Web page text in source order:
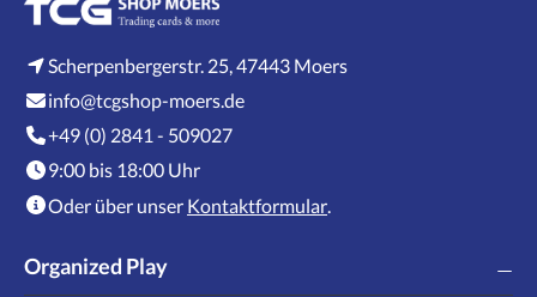
Scherpenbergerstr. 25, 47443 Moers
info@tcgshop-moers.de
+49 (0) 2841 - 509027
9:00 bis 18:00 Uhr
Oder über unser Kontaktformular
Organized Play